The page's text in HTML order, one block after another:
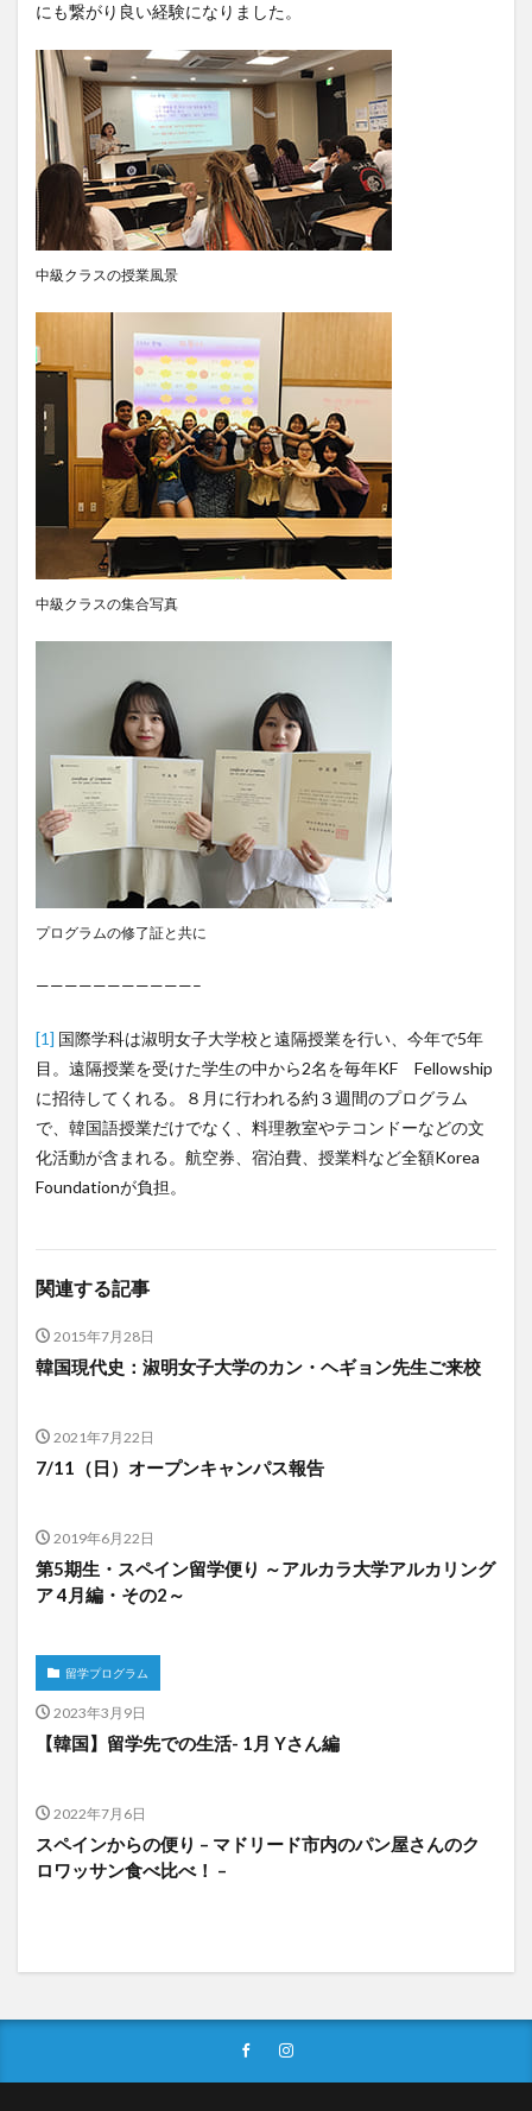
にも繋がり良い経験になりました。
中級クラスの授業風景
中級クラスの集合写真
プログラムの修了証と共に
———————————–
[1] 国際学科は淑明女子大学校と遠隔授業を行い、今年で5年
目。遠隔授業を受けた学生の中から2名を毎年KF Fellowship
に招待してくれる。８月に行われる約３週間のプログラム
で、韓国語授業だけでなく、料理教室やテコンドーなどの文
化活動が含まれる。航空券、宿泊費、授業料など全額Korea
Foundationが負担。
関連する記事
2015年7月28日
韓国現代史：淑明女子大学のカン・ヘギョン先生ご来校
2021年7月22日
7/11（日）オープンキャンパス報告
2019年6月22日
第5期生・スペイン留学便り ～アルカラ大学アルカリング
ア 4月編・その2～
留学プログラム
2023年3月9日
【韓国】留学先での生活- 1月 Yさん編
2022年7月6日
スペインからの便り – マドリード市内のパン屋さんのク
ロワッサン食べ比べ！ –